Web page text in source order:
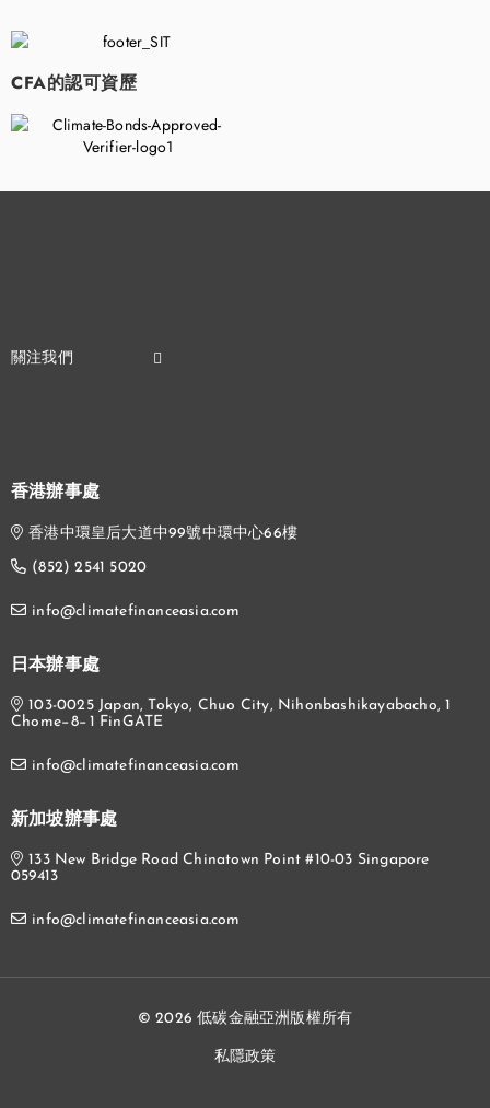
CFA的認可資歷
香港辦事處
香港中環皇后大道中99號中環中心66樓
(852) 2541 5020
info@climatefinanceasia.com
日本辦事處
103-0025 Japan, Tokyo, Chuo City, Nihonbashikayabacho, 1
Chome−8−1 FinGATE
info@climatefinanceasia.com
新加坡辦事處
133 New Bridge Road Chinatown Point #10-03 Singapore
059413
info@climatefinanceasia.com
© 2026 低碳金融亞洲版權所有
私隱政策